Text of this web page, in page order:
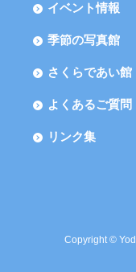
イベント情報
季節の写真館
さくらであい館
よくあるご質問
リンク集
Copyright ©